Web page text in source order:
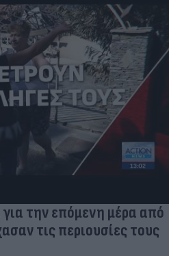
την επόμενη μέρα από
τις περιουσίες τους